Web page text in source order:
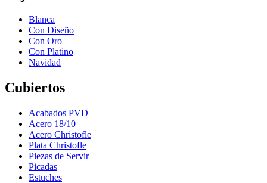
Blanca
Con Diseño
Con Oro
Con Platino
Navidad
Cubiertos
Acabados PVD
Acero 18/10
Acero Christofle
Plata Christofle
Piezas de Servir
Picadas
Estuches